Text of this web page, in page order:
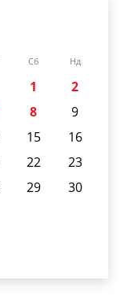
Сб Нд
1
2
8
9
15
16
22
23
29
30